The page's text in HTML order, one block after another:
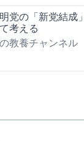
党の「新党結成
考える
教養チャンネル